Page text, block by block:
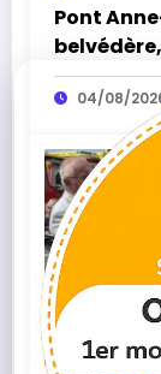
Pont
la
04/08/